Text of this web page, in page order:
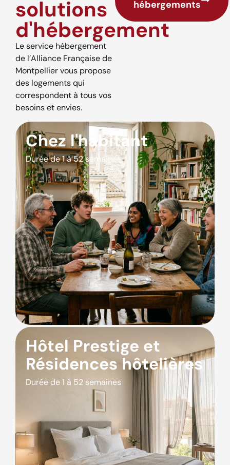
solutions
d'hébergement
Le service hébergement
de l’Alliance Française de
Montpellier vous propose
des logements qui
correspondent à tous vos
besoins et envies.
hébergements
Chez l'habitant
Durée de 1 à 52 semaines
Hôtel Prestige et
Résidences hôtelières
Durée de 1 à 52 semaines